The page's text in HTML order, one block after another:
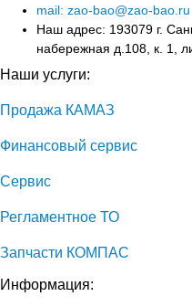
mail: zao-bao@zao-bao.ru
Наш адрес: 193079 г.
набережная д.108, к. 1,
Наши услуги:
Продажа КАМАЗ
Финансовый сервис
Сервис
Регламентное ТО
Запчасти КОМПАС
Информация: